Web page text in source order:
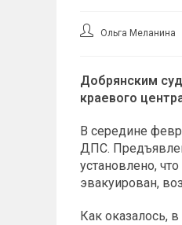
АвторОльга Меланина
Добрянским
краевого
В середине
ДПС.
установлено,
эвакуирован,
Как оказалось,